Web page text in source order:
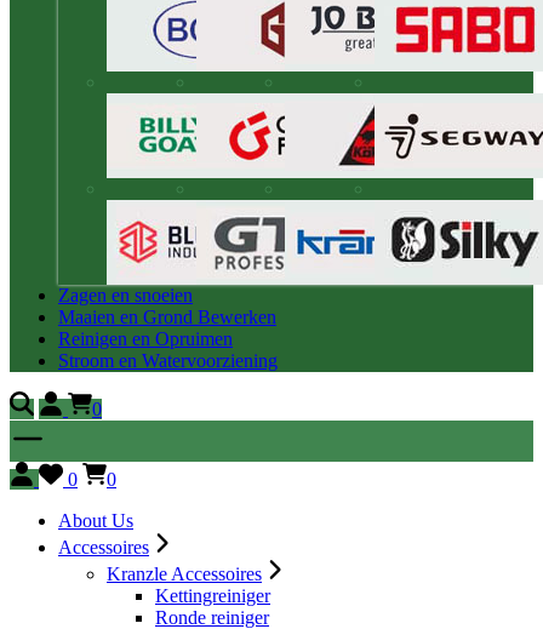
Zagen en snoeien
Maaien en Grond Bewerken
Reinigen en Opruimen
Stroom en Watervoorziening
0
0
0
About Us
Accessoires
Kranzle Accessoires
Kettingreiniger
Ronde reiniger